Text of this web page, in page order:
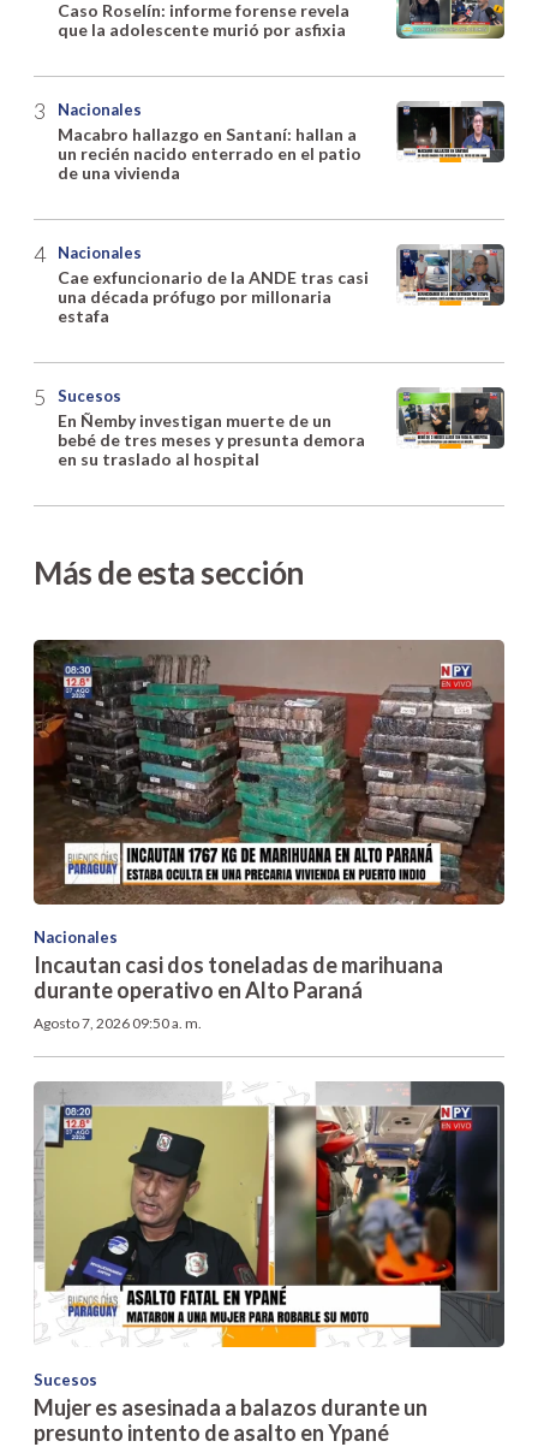
Caso Roselín: informe forense revela
que la adolescente murió por asfixia
Nacionales
Macabro hallazgo en Santaní: hallan a
un recién nacido enterrado en el patio
de una vivienda
Nacionales
Cae exfuncionario de la ANDE tras casi
una década prófugo por millonaria
estafa
Sucesos
En Ñemby investigan muerte de un
bebé de tres meses y presunta demora
en su traslado al hospital
Más de esta sección
Nacionales
Incautan casi dos toneladas de marihuana
durante operativo en Alto Paraná
Agosto 7, 2026 09:50 a. m.
Sucesos
Mujer es asesinada a balazos durante un
presunto intento de asalto en Ypané